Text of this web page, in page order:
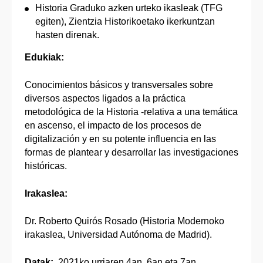
Historia Graduko azken urteko ikasleak (TFG
egiten), Zientzia Historikoetako ikerkuntzan
hasten direnak.
Edukiak:
Conocimientos básicos y transversales sobre
diversos aspectos ligados a la práctica
metodológica de la Historia -relativa a una temática
en ascenso, el impacto de los procesos de
digitalización y en su potente influencia en las
formas de plantear y desarrollar las investigaciones
históricas.
Irakaslea:
Dr. Roberto Quirós Rosado (Historia Modernoko
irakaslea, Universidad Autónoma de Madrid).